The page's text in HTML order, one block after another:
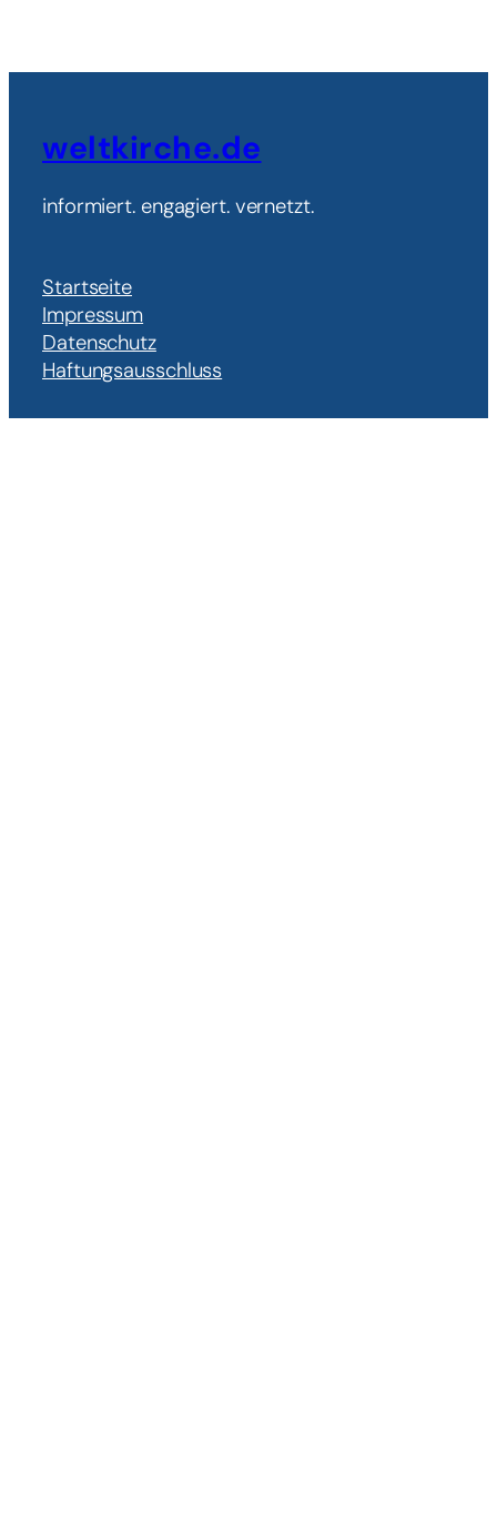
weltkirche.de
informiert. engagiert. vernetzt.
Startseite
Impressum
Datenschutz
Haftungsausschluss